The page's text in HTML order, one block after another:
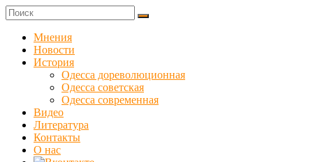
Skip
to
content
Куликовец
Сайт
одесского
сопротивления
Мнения
Новости
История
Одесса дореволюционная
Одесса советская
Одесса современная
Видео
Литература
Контакты
О нас